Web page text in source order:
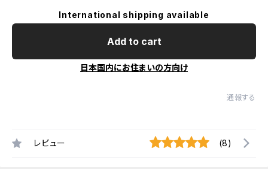
International shipping available
Add to cart
日本国内にお住まいの方向け
通報する
レビュー (8)